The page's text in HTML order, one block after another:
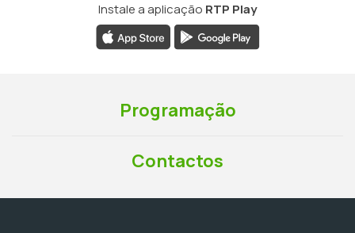
Instale a aplicação RTP Play
Programação
Contactos